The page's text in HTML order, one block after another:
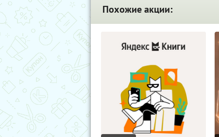
Похожие акции: